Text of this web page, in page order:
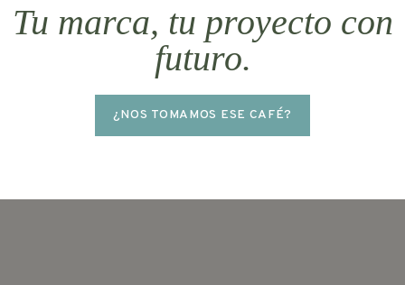
Tu marca, tu proyecto con
futuro.
¿NOS TOMAMOS ESE CAFÉ?